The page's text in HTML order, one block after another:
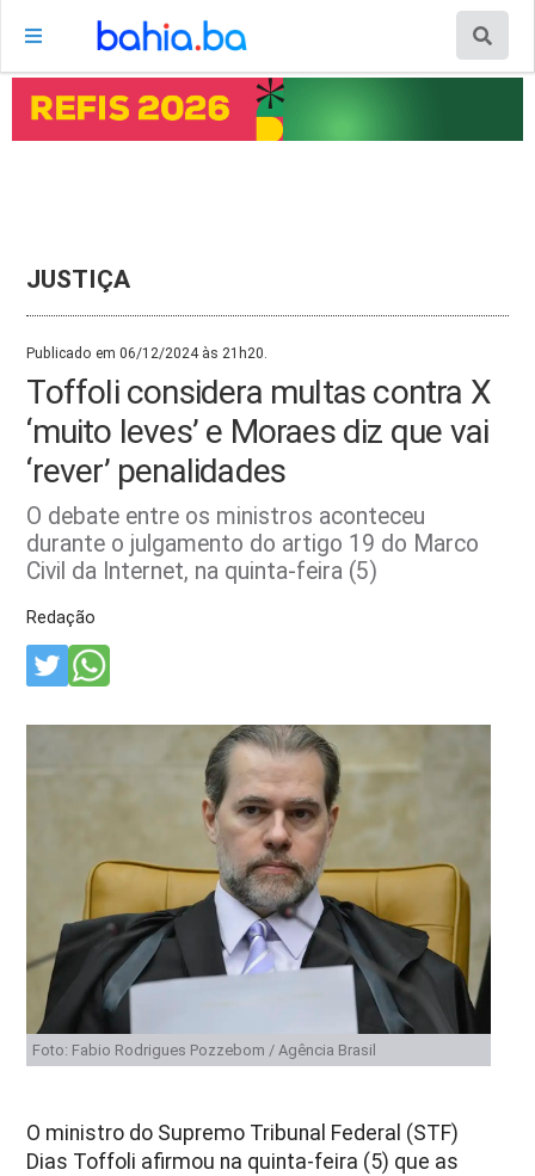
JUSTIÇA
Publicado em 06/12/2024 às 21h20.
Toffoli considera multas contra X
‘muito leves’ e Moraes diz que vai
‘rever’ penalidades
O debate entre os ministros aconteceu
durante o julgamento do artigo 19 do Marco
Civil da Internet, na quinta-feira (5)
Redação
Foto: Fabio Rodrigues Pozzebom / Agência Brasil
O ministro do Supremo Tribunal Federal (STF)
Dias Toffoli afirmou na quinta-feira (5) que as